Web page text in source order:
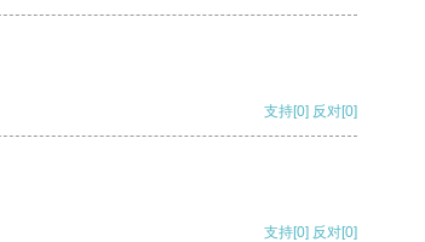
支持[0] 反对[0]
支持[0] 反对[0]